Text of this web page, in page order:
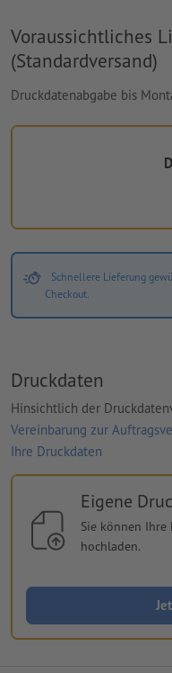
Voraussichtliches
(Standardversand)
Druckdatenabgabe bis
Schnellere Lieferung
Checkout.
Druckdaten
Hinsichtlich der
Vereinbarung zur
Ihre Druckdaten
Eigene
Sie können Ihre
hochladen.